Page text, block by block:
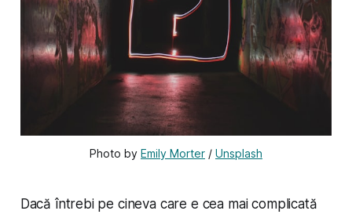
Photo by Emily Morter / Unsplash
Dacă întrebi pe cineva care e cea mai complicată